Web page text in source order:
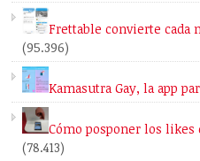
Frettable convierte cada
(95.396)
Kamasutra Gay, la app
Cómo posponer los
(78.413)